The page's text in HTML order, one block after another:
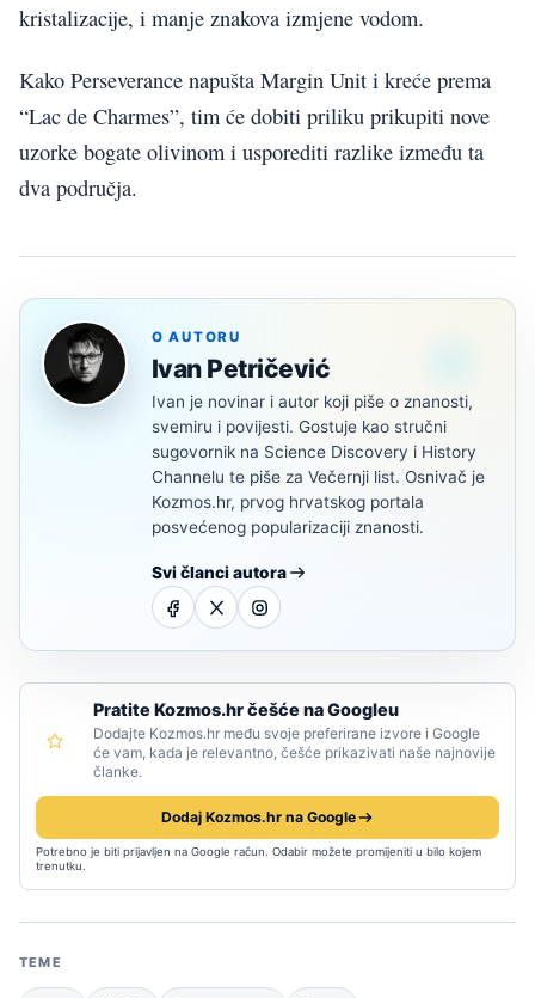
kristalizacije, i manje znakova izmjene vodom.
Kako Perseverance napušta Margin Unit i kreće prema
“Lac de Charmes”, tim će dobiti priliku prikupiti nove
uzorke bogate olivinom i usporediti razlike između ta
dva područja.
O AUTORU
Ivan Petričević
Ivan je novinar i autor koji piše o znanosti,
svemiru i povijesti. Gostuje kao stručni
sugovornik na Science Discovery i History
Channelu te piše za Večernji list. Osnivač je
Kozmos.hr, prvog hrvatskog portala
posvećenog popularizaciji znanosti.
Svi članci autora
Pratite Kozmos.hr češće na Googleu
Dodajte Kozmos.hr među svoje preferirane izvore i Google
će vam, kada je relevantno, češće prikazivati naše najnovije
članke.
Dodaj Kozmos.hr na Google
Potrebno je biti prijavljen na Google račun. Odabir možete promijeniti u bilo kojem
trenutku.
TEME